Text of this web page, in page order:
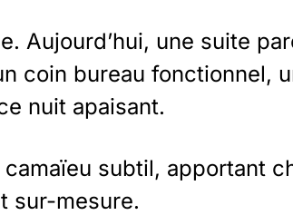
Aujourd’hui, une suite
coin bureau fonctionnel,
nuit apaisant.
subtil, apportant
sur-mesure.